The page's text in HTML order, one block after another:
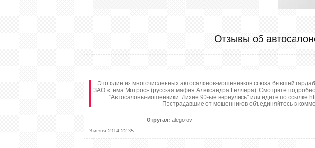
Кроме
Отзывы об
Это один из многочисленных автосалонов-мошенников союза бывшей
ЗАО «Гема Мотрос» (русская мафия Александра Геллера). Смотрите
"Автосалоны-мошенники. Лихие 90-ые вернулись" или идите по ссылке
Пострадавшие от мошенников объединяйтесь в
Отругал: alegorov
3 июня 2014 22:35